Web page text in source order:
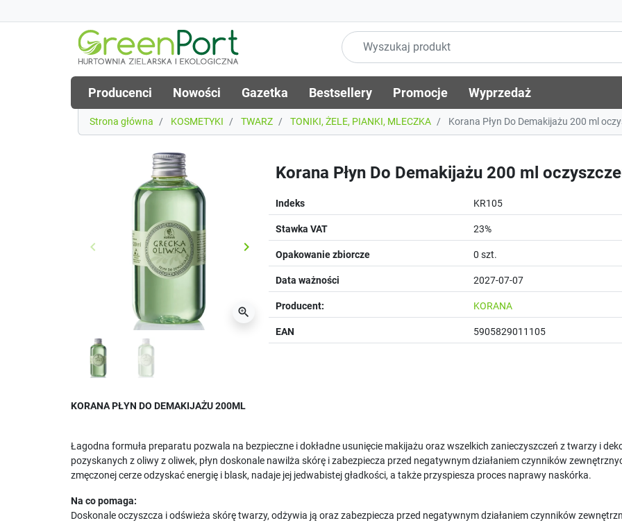
Producenci Nowości Gazetka Bestsellery Promocje Wyprzedaż
Strona główna KOSMETYKI TWARZ TONIKI, ŻELE, PIANKI, MLECZKA Korana Płyn Do Demakijażu 200 ml
Poprzedni
keyboard_arrow_left Następny
keyboard_arrow_right
zoom_in
Korana Płyn Do Demakijażu 200 ml
Indeks KR105
Stawka VAT 23%
Opakowanie zbiorcze 0 szt.
Data ważności 2027-07-07
Producent: KORANA
EAN 5905829011105
KORANA PŁYN DO DEMAKIJAŻU 200ML
Łagodna formuła preparatu pozwala na bezpieczne i dokładne usunięcie makijażu oraz wszelkich zanieczyszczeń z twarzy i
pozyskanych z oliwy z oliwek, płyn doskonale nawilża skórę i zabezpiecza przed negatywnym działaniem czynników
zmęczonej cerze odzyskać energię i blask, nadaje jej jedwabistej gładkości, a także przyspiesza proces naprawy naskórka.
Na co pomaga:
Doskonale oczyszcza i odświeża skórę twarzy, odżywia ją oraz zabezpiecza przed negatywnym działaniem czynników